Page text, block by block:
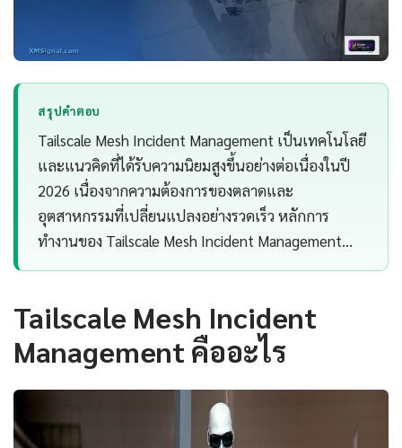
สรุปคำตอบ
Tailscale Mesh Incident Management เป็นเทคโนโลยี
และแนวคิดที่ได้รับความนิยมสูงขึ้นอย่างต่อเนื่องในปี
2026 เนื่องจากความต้องการของตลาดและ
อุตสาหกรรมที่เปลี่ยนแปลงอย่างรวดเร็ว หลักการ
ทำงานของ Tailscale Mesh Incident Management…
Tailscale Mesh Incident
Management คืออะไร